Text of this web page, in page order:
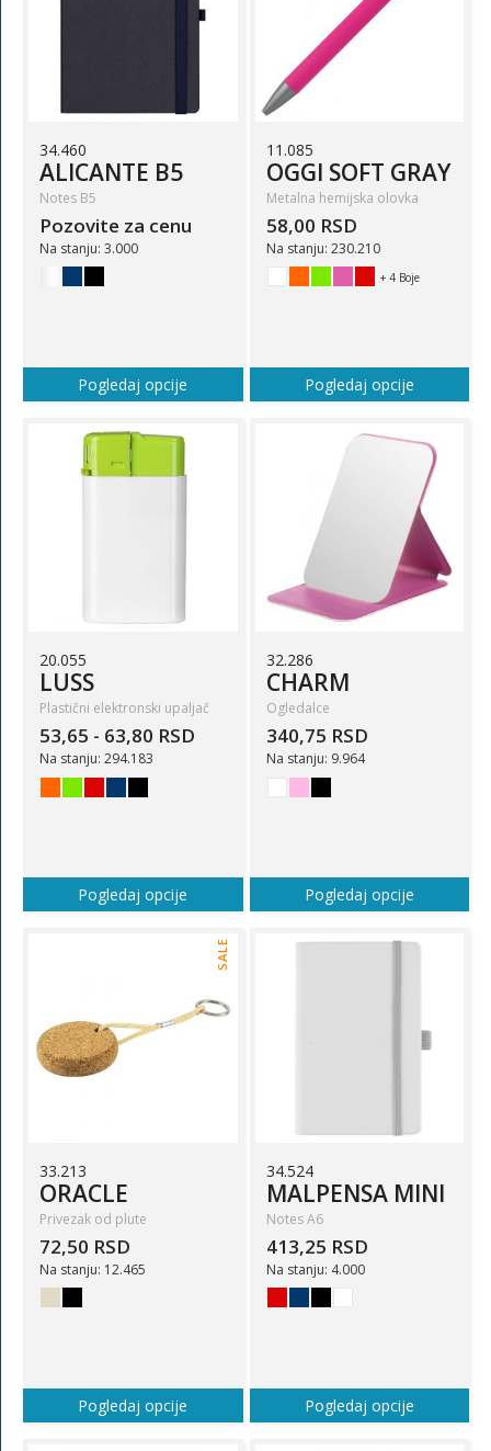
34.460
ALICANTE B5
Notes B5
Pozovite za cenu
Na stanju: 3.000
Pogledaj opcije
11.085
OGGI SOFT GRAY
Metalna hemijska olovka
58,00 RSD
Na stanju: 230.210
+ 4 Boje
Pogledaj opcije
20.055
LUSS
Plastični elektronski upaljač
53,65 - 63,80 RSD
Na stanju: 294.183
Pogledaj opcije
32.286
CHARM
Ogledalce
340,75 RSD
Na stanju: 9.964
Pogledaj opcije
SALE
33.213
ORACLE
Privezak od plute
72,50 RSD
Na stanju: 12.465
Pogledaj opcije
34.524
MALPENSA MINI
Notes A6
413,25 RSD
Na stanju: 4.000
Pogledaj opcije